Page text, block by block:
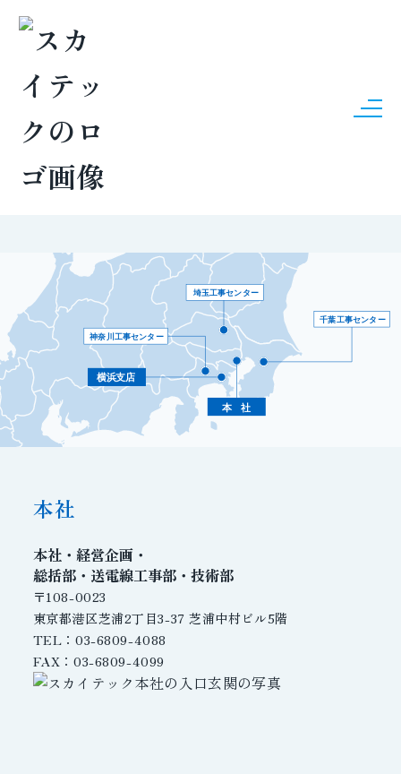
拠点一覧
横浜支店
本 社
千葉工事センター
埼玉工事センター
神奈川工事センター
本社
本社・経営企画・
総括部・送電線工事部・技術部
〒108-0023
東京都港区芝浦2丁目3-37 芝浦中村ビル5階
TEL：03-6809-4088
FAX：03-6809-4099